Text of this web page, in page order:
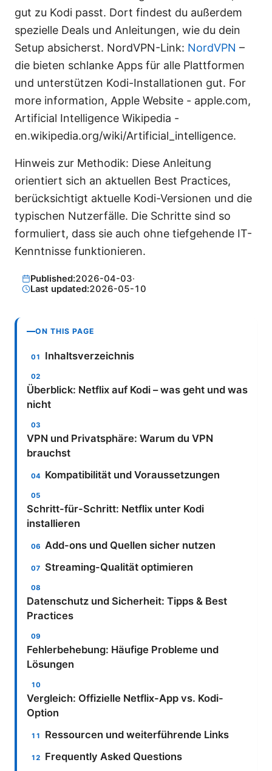
gut zu Kodi passt. Dort findest du außerdem
spezielle Deals und Anleitungen, wie du dein
Setup absicherst. NordVPN-Link: NordVPN –
die bieten schlanke Apps für alle Plattformen
und unterstützen Kodi-Installationen gut. For
more information, Apple Website - apple.com,
Artificial Intelligence Wikipedia -
en.wikipedia.org/wiki/Artificial_intelligence.
Hinweis zur Methodik: Diese Anleitung
orientiert sich an aktuellen Best Practices,
berücksichtigt aktuelle Kodi-Versionen und die
typischen Nutzerfälle. Die Schritte sind so
formuliert, dass sie auch ohne tiefgehende IT-
Kenntnisse funktionieren.
Published:2026-04-03·
Last updated:2026-05-10
ON THIS PAGE
Inhaltsverzeichnis
Überblick: Netflix auf Kodi – was geht und was
nicht
VPN und Privatsphäre: Warum du VPN
brauchst
Kompatibilität und Voraussetzungen
Schritt-für-Schritt: Netflix unter Kodi
installieren
Add-ons und Quellen sicher nutzen
Streaming-Qualität optimieren
Datenschutz und Sicherheit: Tipps & Best
Practices
Fehlerbehebung: Häufige Probleme und
Lösungen
Vergleich: Offizielle Netflix-App vs. Kodi-
Option
Ressourcen und weiterführende Links
Frequently Asked Questions